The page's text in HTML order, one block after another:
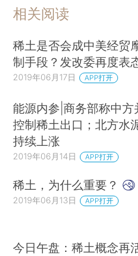
相关阅读
稀土是否会成中美经贸
制手段？发改委再度表
2019年06月17日 APP打开
能源内参|商务部称中方
控制稀土出口；北方水
持续上涨
2019年06月14日 APP打开
稀土，为什么重要？
2019年06月13日 APP打开
今日午盘：稀土概念再